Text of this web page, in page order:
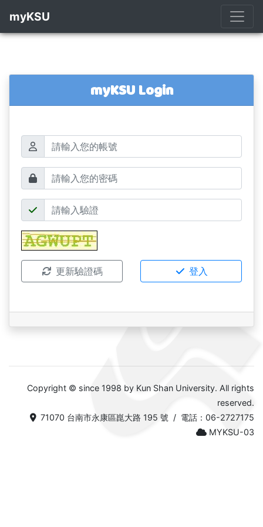
myKSU
myKSU Login
帳號
密碼
驗證碼
更新驗證碼 登入
Copyright © since 1998 by Kun Shan University. All rights
reserved.
71070 台南市永康區崑大路 195 號 / 電話：06-2727175
MYKSU-03